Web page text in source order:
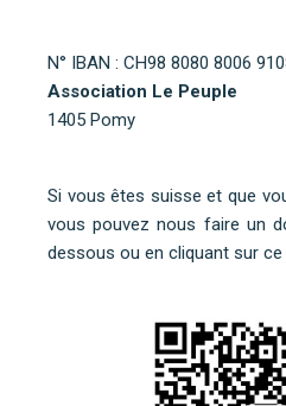
N° IBAN : CH98 8080 8006
Association Le Peuple
1405 Pomy
Si vous êtes suisse et que
vous pouvez nous faire un
dessous ou en cliquant sur ce